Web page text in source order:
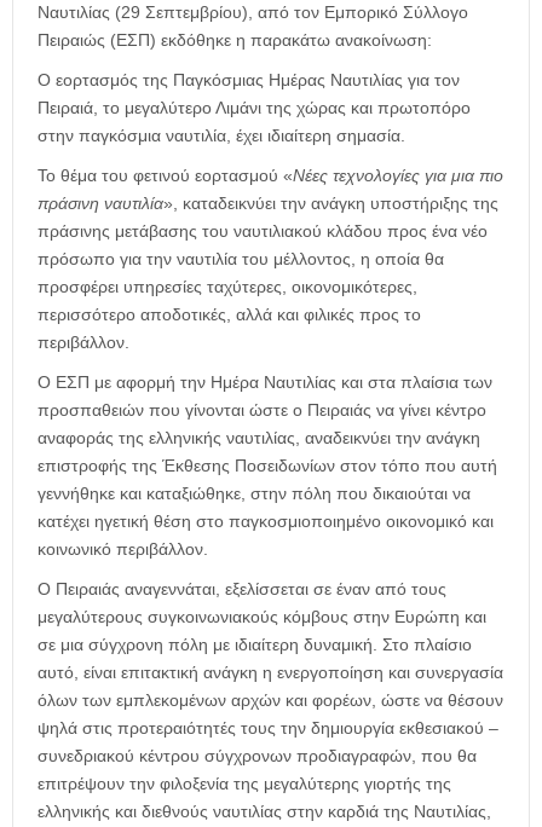
Ναυτιλίας (29 Σεπτεμβρίου), από τον Εμπορικό Σύλλογο
Πειραιώς (ΕΣΠ) εκδόθηκε η παρακάτω ανακοίνωση:
Ο εορτασμός της Παγκόσμιας Ημέρας Ναυτιλίας για τον
Πειραιά, το μεγαλύτερο Λιμάνι της χώρας και πρωτοπόρο
στην παγκόσμια ναυτιλία, έχει ιδιαίτερη σημασία.
Το θέμα του φετινού εορτασμού «Νέες τεχνολογίες για μια πιο
πράσινη ναυτιλία», καταδεικνύει την ανάγκη υποστήριξης της
πράσινης μετάβασης του ναυτιλιακού κλάδου προς ένα νέο
πρόσωπο για την ναυτιλία του μέλλοντος, η οποία θα
προσφέρει υπηρεσίες ταχύτερες, οικονομικότερες,
περισσότερο αποδοτικές, αλλά και φιλικές προς το
περιβάλλον.
Ο ΕΣΠ με αφορμή την Ημέρα Ναυτιλίας και στα πλαίσια των
προσπαθειών που γίνονται ώστε ο Πειραιάς να γίνει κέντρο
αναφοράς της ελληνικής ναυτιλίας, αναδεικνύει την ανάγκη
επιστροφής της Έκθεσης Ποσειδωνίων στον τόπο που αυτή
γεννήθηκε και καταξιώθηκε, στην πόλη που δικαιούται να
κατέχει ηγετική θέση στο παγκοσμιοποιημένο οικονομικό και
κοινωνικό περιβάλλον.
Ο Πειραιάς αναγεννάται, εξελίσσεται σε έναν από τους
μεγαλύτερους συγκοινωνιακούς κόμβους στην Ευρώπη και
σε μια σύγχρονη πόλη με ιδιαίτερη δυναμική. Στο πλαίσιο
αυτό, είναι επιτακτική ανάγκη η ενεργοποίηση και συνεργασία
όλων των εμπλεκομένων αρχών και φορέων, ώστε να θέσουν
ψηλά στις προτεραιότητές τους την δημιουργία εκθεσιακού –
συνεδριακού κέντρου σύγχρονων προδιαγραφών, που θα
επιτρέψουν την φιλοξενία της μεγαλύτερης γιορτής της
ελληνικής και διεθνούς ναυτιλίας στην καρδιά της Ναυτιλίας,